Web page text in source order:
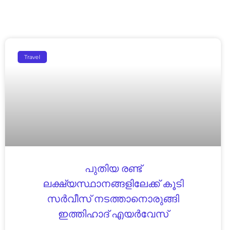
Travel
പുതിയ രണ്ട്
ലക്ഷ്യസ്ഥാനങ്ങളിലേക്ക് കൂടി
സർവീസ് നടത്താനൊരുങ്ങി
ഇത്തിഹാദ് എയർവേസ്